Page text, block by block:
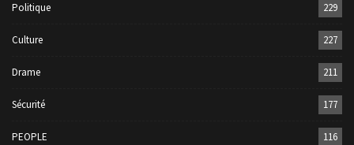
Politique 229
Culture 227
Drame 211
Sécurité 177
PEOPLE 116